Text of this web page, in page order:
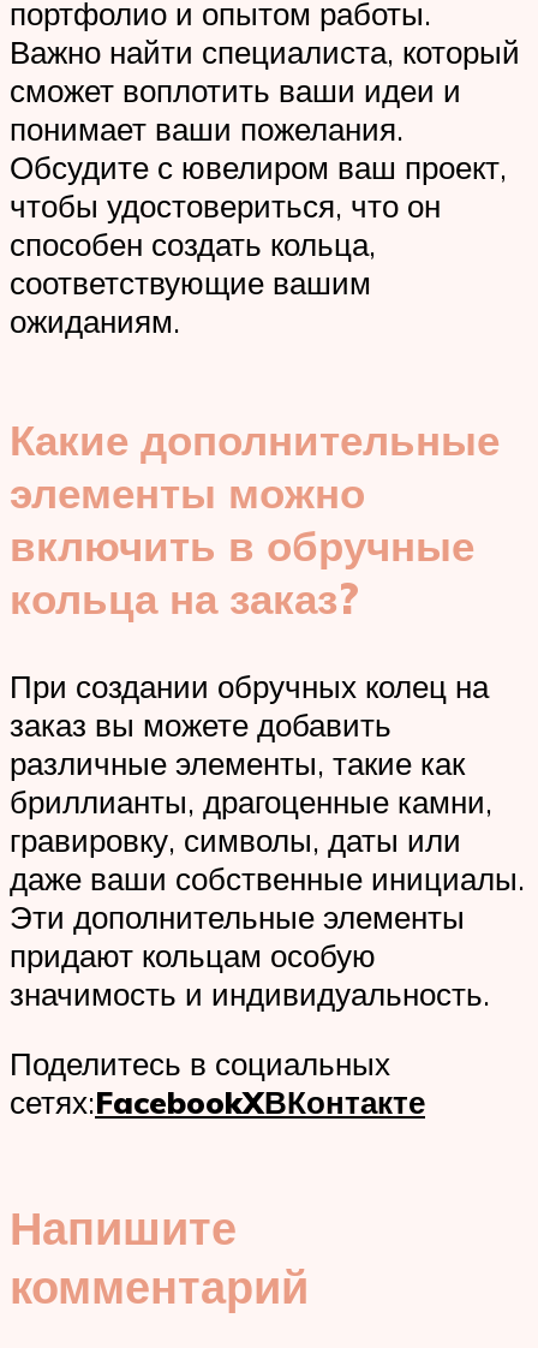
портфолио и опытом работы.
Важно найти специалиста, который
сможет воплотить ваши идеи и
понимает ваши пожелания.
Обсудите с ювелиром ваш проект,
чтобы удостовериться, что он
способен создать кольца,
соответствующие вашим
ожиданиям.
Какие дополнительные
элементы можно
включить в обручные
кольца на заказ?
При создании обручных колец на
заказ вы можете добавить
различные элементы, такие как
бриллианты, драгоценные камни,
гравировку, символы, даты или
даже ваши собственные инициалы.
Эти дополнительные элементы
придают кольцам особую
значимость и индивидуальность.
Поделитесь в социальных
сетях:FacebookXВКонтакте
Напишите
комментарий